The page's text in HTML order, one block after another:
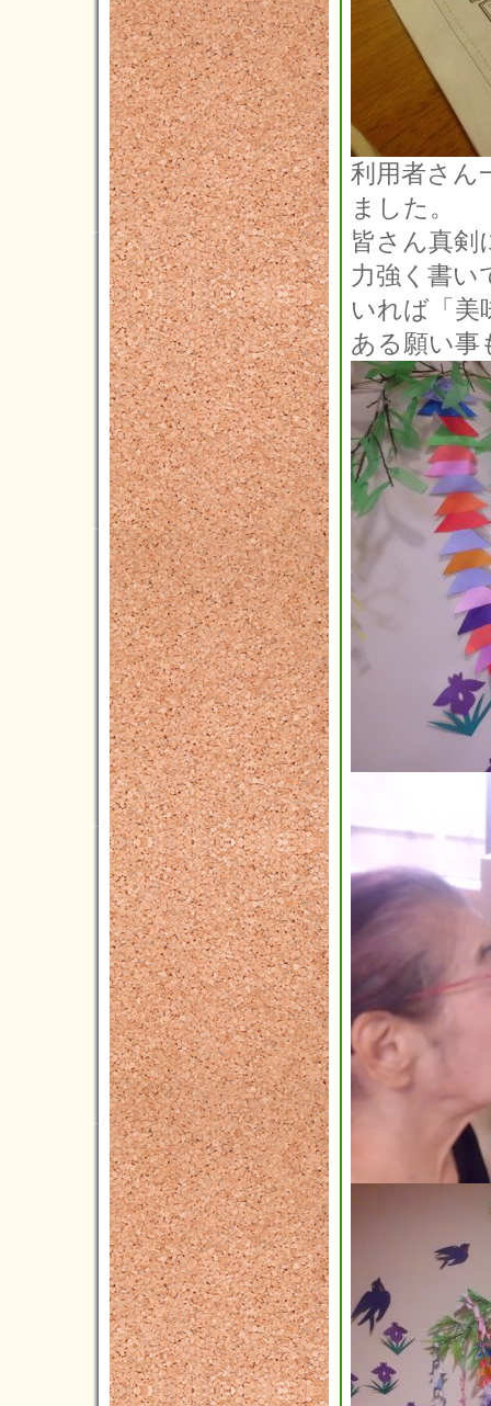
利用者さん
ました。
皆さん真剣
力強く 書い
いれば「美
ある願い